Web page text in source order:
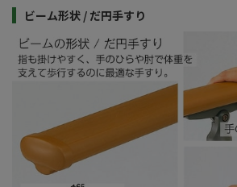
ビーム形状 / だ円手すり